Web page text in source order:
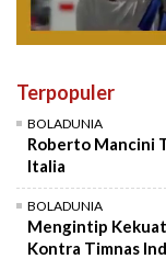
Terpopuler
BOLADUNIA
Roberto Mancini
Italia
BOLADUNIA
Mengintip
Kontra Timnas